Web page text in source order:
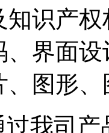
知识产
界面
图形
我司